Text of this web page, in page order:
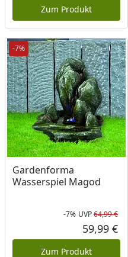
Zum Produkt
-7%
Gardenforma
Wasserspiel Magod
-7% UVP64,99 €
59,99 €
Zum Produkt